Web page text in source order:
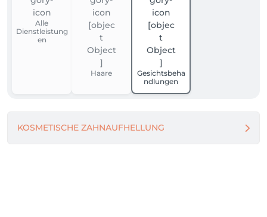
Alle
Dienstleistung
en
Haare
Gesichtsbeha
ndlungen
KOSMETISCHE ZAHNAUFHELLUNG